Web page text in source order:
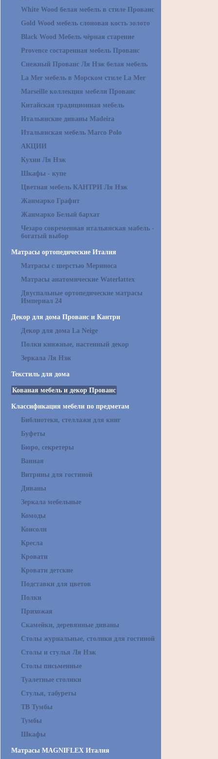
White Wood белая мебель в стиле Прованс
Gold Wood мебель слоновая кость золото
Black Wood Мебель чёрная старение
Provence состаренная мебель Прованс
Снежный Прованс Ля Нэж белая мебель
La Mer мебель в Морском стиле La Mer
Marseille коллекция мебели Прованс
Китайская традиционная мебель
Итальянские диваны Madeira
Итальянская мебель Marco Polo
АКЦИИ
Кухни Ля Нэж
Шкафы - купе
Цветная мебель КАНТРИ Ля Нэж
Жанмарко Графит
Жанмарко Белый бархат
Чезаро современная итальянская мабель -
богатый выбор
Матрасы ортопедические Италия
Матрасы с шерстью Мериноса
Матрасы анатомические Waterlattex
Двуспальные ортопедические матрасы
Империал 24
Декор для дома Прованс и Кантри
Декор для дома La Neige
Полки книжные, настенный декор
Зеркала Ля Нэж
Текстиль для дома
Кованая мебель и декор Прованс
Классификация мебели по предметам
Библиотеки, стеллажи для книг
Буфеты
Бюро, секретеры
Ванная
Витрины для гостиной
Диваны
Зеркала мебельные
Комоды
Консоли
Кресла
Кровати
Кровати детские
Подставки для цветов
Полки
Прихожая
Скамейки, деревянные диваны
Столы журнальные, столики для гостиной
Столы и стулья Ля Нэж
Столы письменные
Туалетные столики
Стулья, табуреты
ТВ Тумбы
Тумбы
Шкафы
Матрасы MAGNIFLEX Италия